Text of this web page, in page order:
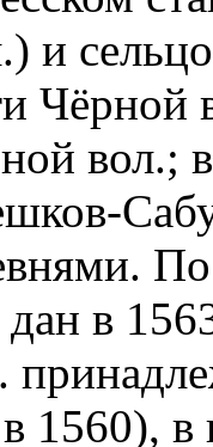
и
Чёрной
вол.;
в
1560),